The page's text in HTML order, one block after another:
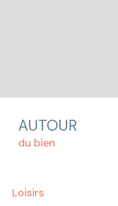
AUTOUR
du bien
Loisirs